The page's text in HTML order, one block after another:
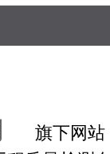
旗下网